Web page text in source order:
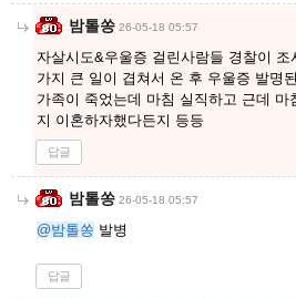
밤톨쏭 26-05-18 05:57
자살시도&우울증 걸린사람들 경찰이
가지 큰 일이 겹쳐서 온 후 우울증 발명
가족이 죽었는데 마침 실직하고 근데
지 이혼하자했다든지 등등
답글
밤톨쏭 26-05-18 05:57
@밤톨쏭 발병
답글